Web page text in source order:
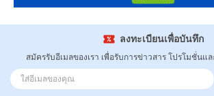
ลงทะเบียนเพื่อบันทึก
สมัครรับอีเมลของเรา เพื่อรับการข่าวสาร โปรโมชั่นแ